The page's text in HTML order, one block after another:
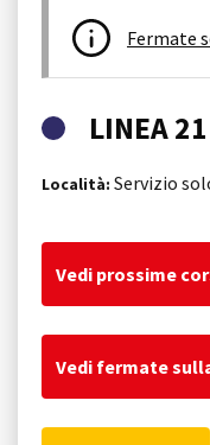
Fermate
LINEA 21
Località: Servizio
Vedi prossime
Vedi fermate